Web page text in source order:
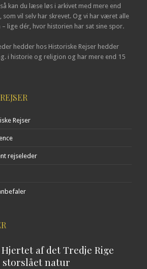
kan du læse løs i arkivet med mere end
som vil selv har skrevet. Og vi har været alle
lige dér, hvor historien har sat sine spor.
hedder hos Historiske Rejser hedder
i historie og religion og har mere end 15
Rejser
rejseleder
af det Tredje Rige
natur